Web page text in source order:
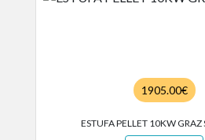
1905.00€
ESTUFA PELLET 10KW GRAZ